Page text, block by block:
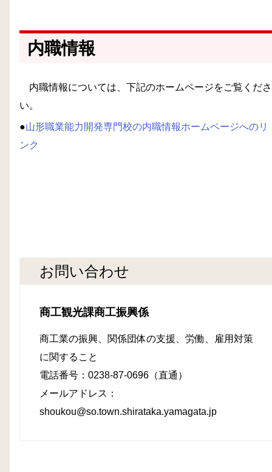
内職情報
内職情報については、下記のホームページをご覧くださ
い。
●山形職業能力開発専門校の内職情報ホームページへのリ
ンク
お問い合わせ
商工観光課商工振興係
商工業の振興、関係団体の支援、労働、雇用対策
に関すること
電話番号：0238-87-0696（直通）
メールアドレス：
shoukou@so.town.shirataka.yamagata.jp